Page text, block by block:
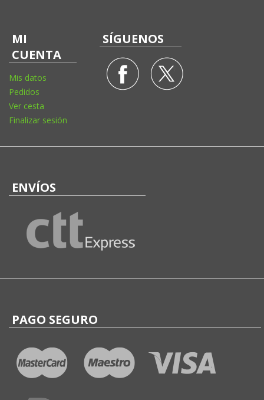
MI
CUENTA
Mis datos
Pedidos
Ver cesta
Finalizar sesión
SÍGUENOS
ENVÍOS
PAGO SEGURO